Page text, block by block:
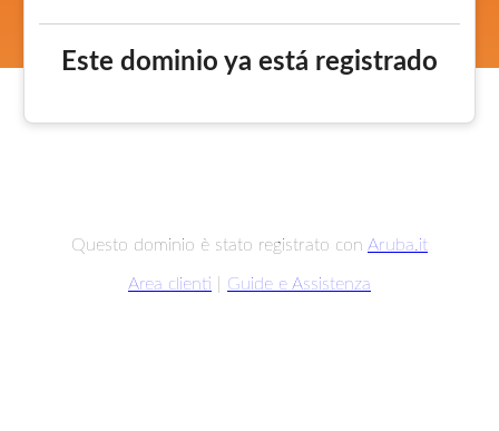
Este dominio ya está registrado
Questo dominio è stato registrato con Aruba.it
Area clienti Guide e Assistenza